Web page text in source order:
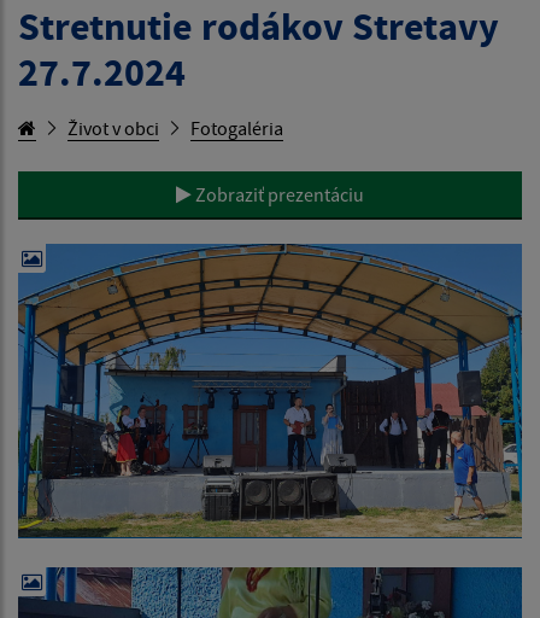
Stretnutie rodákov Stretavy
27.7.2024
Život v obci Fotogaléria
Zobraziť prezentáciu